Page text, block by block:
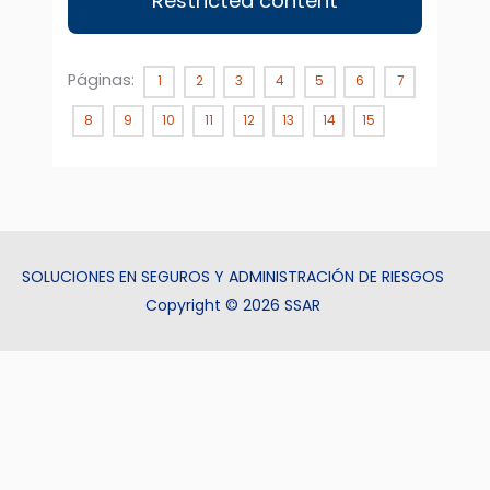
Páginas: 1 2 3 4 5 6 7
8 9 10 11 12 13 14 15
SOLUCIONES EN SEGUROS Y ADMINISTRACIÓN DE RIESGOS
Copyright © 2026 SSAR